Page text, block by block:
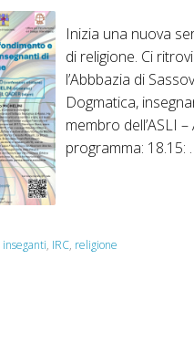
Inizia una nuova
di religione. Ci
l’Abbbazia di
Dogmatica,
membro dell’ASLI
programma: 18.15:
inseganti, IRC, religione